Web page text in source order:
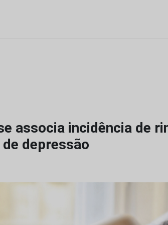
associa incidência de
depressão